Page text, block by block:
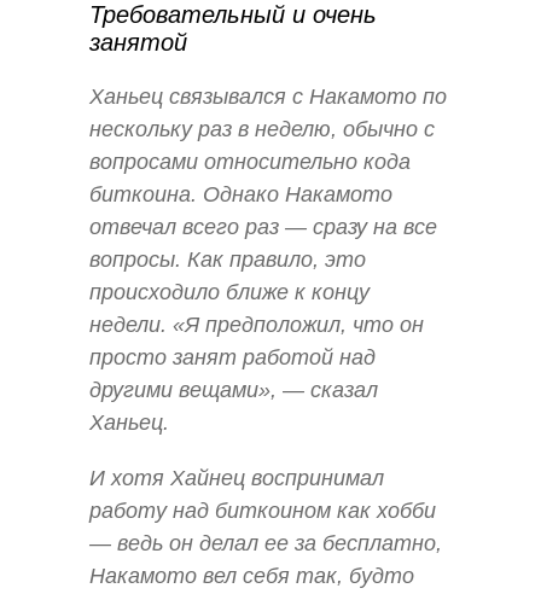
Требовательный и очень
занятой
Ханьец связывался с Накамото по
нескольку раз в неделю, обычно с
вопросами относительно кода
биткоина. Однако Накамото
отвечал всего раз — сразу на все
вопросы. Как правило, это
происходило ближе к концу
недели. «Я предположил, что он
просто занят работой над
другими вещами», — сказал
Ханьец.
И хотя Хайнец воспринимал
работу над биткоином как хобби
— ведь он делал ее за бесплатно,
Накамото вел себя так, будто